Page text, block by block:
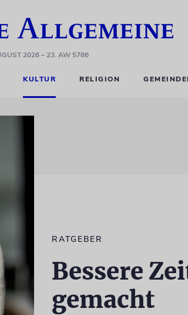
2026– 23. AW 5786
KULTUR RELIGION
RATGEBER
Bessere
gemacht